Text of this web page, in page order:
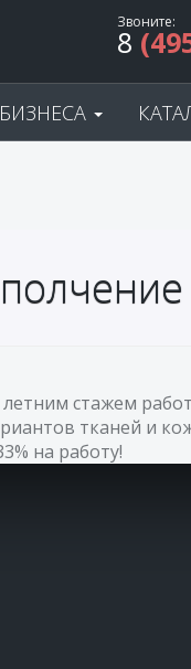
Звоните:
8
стажем
тканей и
на работу!